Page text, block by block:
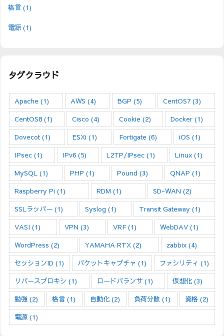
格言 (1)
電源 (1)
タグクラウド
Apache (1) AWS (4) BGP (5) CentOS7 (3)
CentOS8 (1) Cisco (4) Cookie (2) Docker (1)
Dovecot(1) ESXi (1) Fortigate (6) iOS (1)
IPsec (1) IPv6 (5) L2TP/IPsec (1) Linux (1)
MySQL (1) PHP (1) Pound (3) QNAP (1)
Raspberry Pi (1) RDM (1) SD-WAN (2)
SSLラッパー (1) Syslog (1) Transit Gateway(1)
VASI (1) VPN (3) VRF(1) WebDAV (1)
WordPress (2) YAMAHA RTX(2) zabbix (4)
セッションID (1) パケットキャプチャ (1) ファシリティ (1)
リバースプロキシ (1) ロードバランサ(1) 仮想化 (3)
勉強 (2) 格言 (1) 自動化(2) 負荷分散 (1) 資格(2)
電源 (1)